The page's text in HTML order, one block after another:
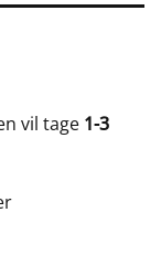
vil tage 1-3